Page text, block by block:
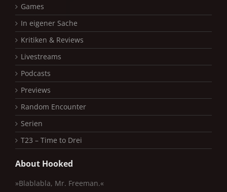
Games
In eigener Sache
Kritiken & Reviews
Livestreams
Podcasts
Previews
Random Encounter
Serien
T23 – Time to Drei
About Hooked
»Blablabla, Mr. Freeman.«